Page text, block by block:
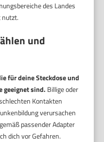
des Landes
nutzt.
und
für deine Steckdose und
geeignet sind. Billige oder
Kontakten
verursachen
passender Adapter
dich vor Gefahren.